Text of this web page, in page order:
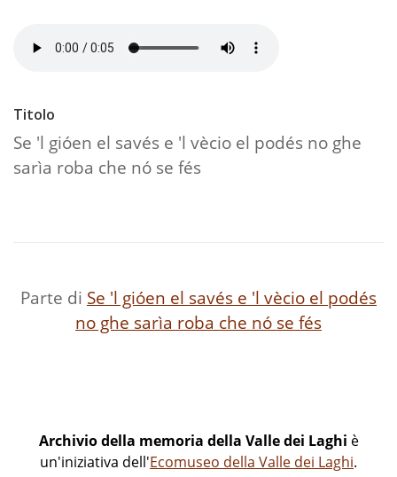
Titolo
Se 'l gióen el savés e 'l vècio el podés no ghe
sarìa roba che nó se fés
Parte di Se 'l gióen el savés e 'l vècio el podés
no ghe sarìa roba che nó se fés
Archivio della memoria della Valle dei Laghi è
un'iniziativa dell'Ecomuseo della Valle dei Laghi.